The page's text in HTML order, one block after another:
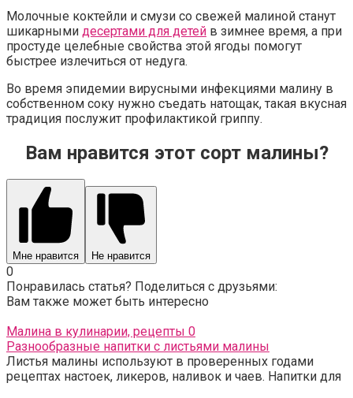
Молочные коктейли и смузи со свежей малиной станут
шикарными десертами для детей в зимнее время, а при
простуде целебные свойства этой ягоды помогут
быстрее излечиться от недуга.
Во время эпидемии вирусными инфекциями малину в
собственном соку нужно съедать натощак, такая вкусная
традиция послужит профилактикой гриппу.
Вам нравится этот сорт малины?
Мне нравится Не нравится
0
Понравилась статья? Поделиться с друзьями:
Вам также может быть интересно
Малина в кулинарии, рецепты 0
Разнообразные напитки с листьями малины
Листья малины используют в проверенных годами
рецептах настоек, ликеров, наливок и чаев. Напитки для